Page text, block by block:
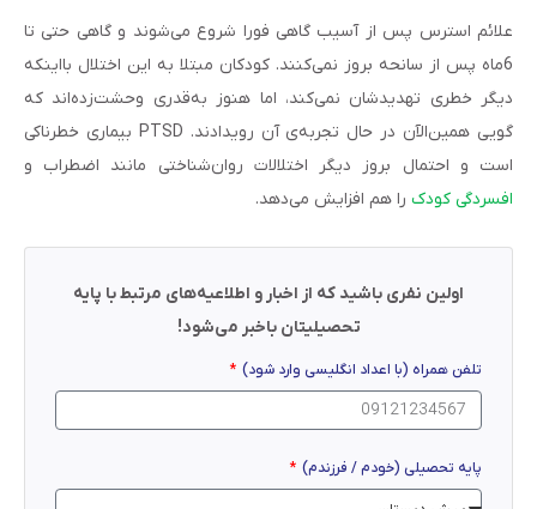
علائم استرس پس از آسیب گاهی فورا شروع می‌شوند و گاهی حتی تا
6ماه پس از سانحه بروز نمی‌کنند. کودکان مبتلا به این اختلال بااینکه
دیگر خطری تهدیدشان نمی‌کند، اما هنوز به‌قدری وحشت‌زده‌اند که
گویی همین‌الآن در حال تجربه‌ی آن رویدادند. PTSD بیماری خطرناکی
است و احتمال بروز دیگر اختلالات روان‌شناختی مانند اضطراب و
افسردگی کودک را هم افزایش می‌دهد.
اولین نفری باشید که از اخبار و اطلاعیه‌های مرتبط با پایه
تحصیلیتان باخبر می‌شود!
تلفن همراه (با اعداد انگلیسی وارد شود)
پایه تحصیلی (خودم / فرزندم)